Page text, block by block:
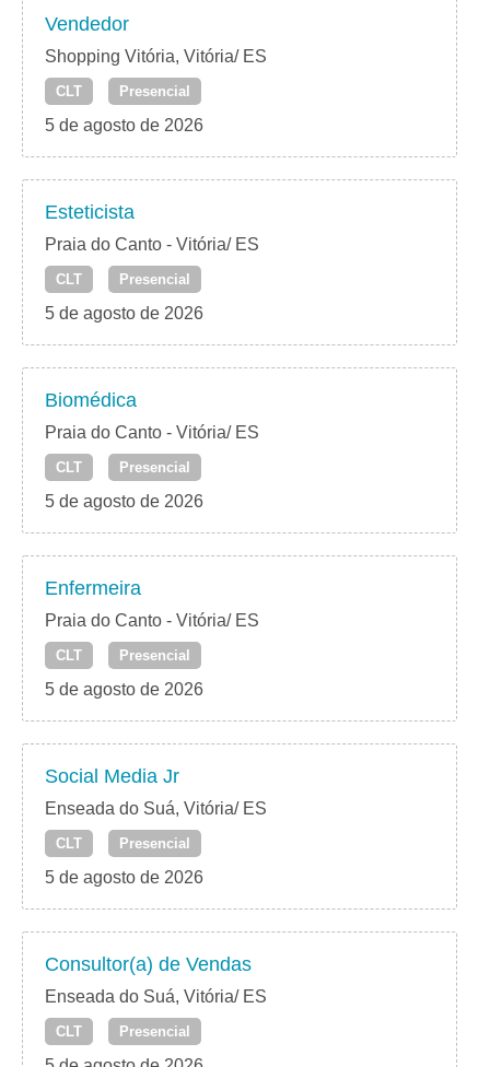
Vendedor
Shopping Vitória, Vitória/ ES
CLT Presencial
5 de agosto de 2026
Esteticista
Praia do Canto - Vitória/ ES
CLT Presencial
5 de agosto de 2026
Biomédica
Praia do Canto - Vitória/ ES
CLT Presencial
5 de agosto de 2026
Enfermeira
Praia do Canto - Vitória/ ES
CLT Presencial
5 de agosto de 2026
Social Media Jr
Enseada do Suá, Vitória/ ES
CLT Presencial
5 de agosto de 2026
Consultor(a) de Vendas
Enseada do Suá, Vitória/ ES
CLT Presencial